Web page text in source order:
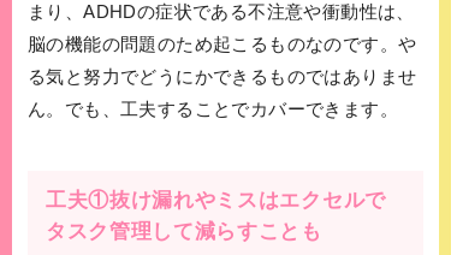
まり、ADHDの症状である不注意や衝動性は、
脳の機能の問題のため起こるものなのです。や
る気と努力でどうにかできるものではありませ
ん。でも、工夫することでカバーできます。
工夫①抜け漏れやミスはエクセルで
タスク管理して減らすことも